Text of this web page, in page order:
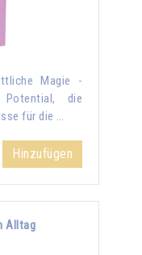
Magie -
die
für die …
Hinzufügen
Alltag